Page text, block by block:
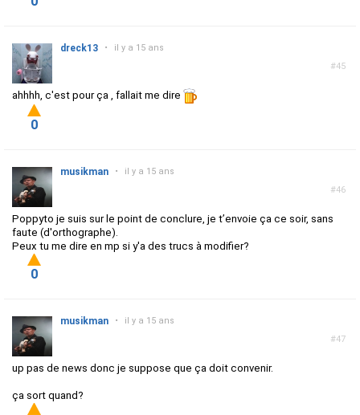
#45
dreck13 • il y a 15 ans
ahhhh, c'est pour ça , fallait me dire
0
#46
musikman • il y a 15 ans
Poppyto je suis sur le point de conclure, je t’envoie ça ce soir, sans
faute (d'orthographe).
Peux tu me dire en mp si y'a des trucs à modifier?
0
#47
musikman • il y a 15 ans
up pas de news donc je suppose que ça doit convenir.
ça sort quand?